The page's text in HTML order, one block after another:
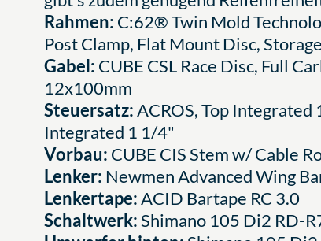
Rahmen: C:62® Twin Mold
Post Clamp, Flat Mount Disc,
Gabel: CUBE CSL Race Disc, Full
12x100mm
Steuersatz:ACROS, Top
Integrated 1 1/4"
Vorbau: CUBE CIS Stem w/ Cable
Lenker: Newmen Advanced Wing
Lenkertape:ACID Bartape RC 3.0
Schaltwerk:Shimano 105 Di2 RD-